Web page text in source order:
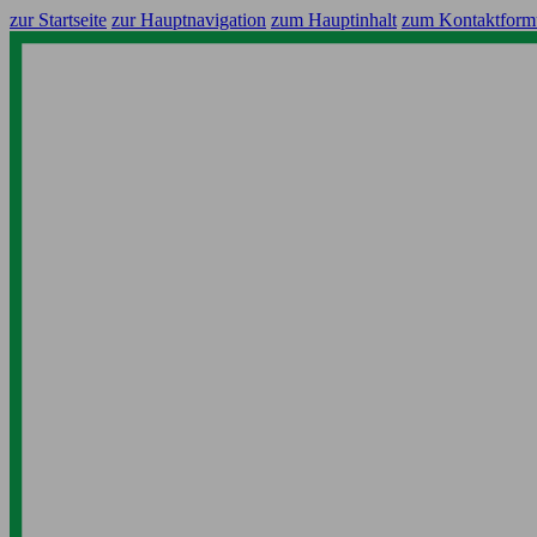
zur Startseite zur Hauptnavigation zum Hauptinhalt zum